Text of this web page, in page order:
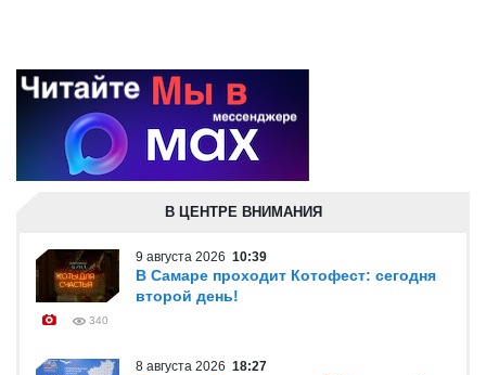
В ЦЕНТРЕ ВНИМАНИЯ
9 августа 2026 10:39
В Самаре проходит Котофест: сегодня
второй день!
340
8 августа 2026 18:27